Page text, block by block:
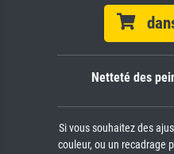
Netteté des
Si vous souhaitez des
couleur, ou un recadrage